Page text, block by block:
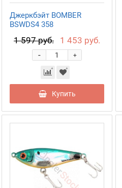
Джеркбэйт BOMBER
BSWDS4 358
1 597 руб. 1 453 руб.
+
-
Купить